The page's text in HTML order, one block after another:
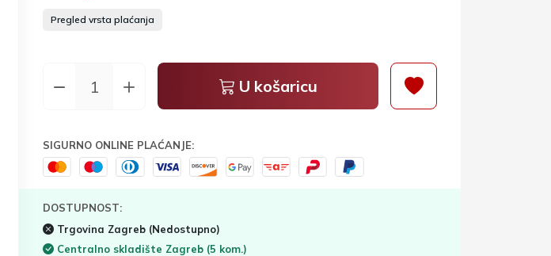
Pregled vrsta plaćanja
U košaricu
SIGURNO ONLINE PLAĆANJE:
DOSTUPNOST:
Trgovina Zagreb (Nedostupno)
Centralno skladište Zagreb (5 kom.)